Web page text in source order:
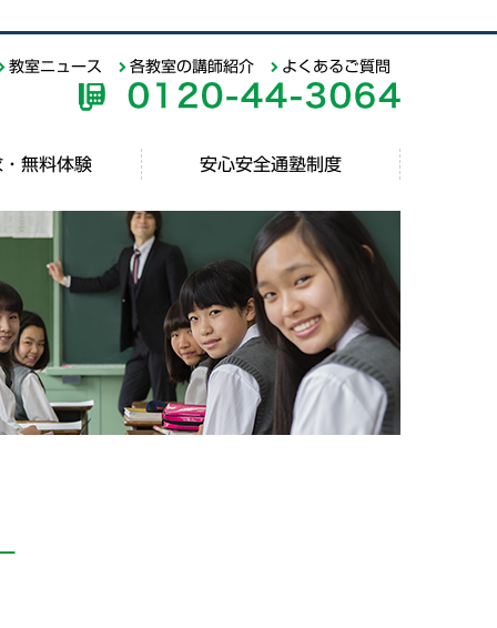
教室ニュース 各教室の講師紹介 よくあるご質問
無料体験 安心安全通塾制度